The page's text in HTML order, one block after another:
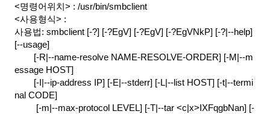
<명령어위치> : /usr/bin/smbclient
<사용형식> :
사용법: smbclient [-?] [-?EgV] [-?EgV] [-?EgVNkP] [-?|--help]
[--usage]
[-R|--name-resolve NAME-RESOLVE-ORDER] [-M|--m
essage HOST]
[-I|--ip-address IP] [-E|--stderr] [-L|--list HOST] [-t|--termi
nal CODE]
[-m|--max-protocol LEVEL] [-T|--tar <c|x>IXFqgbNan] [-